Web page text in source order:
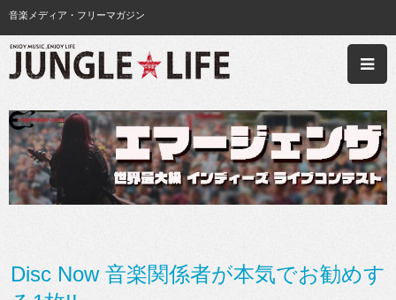
音楽メディア・フリーマガジン
Disc Now 音楽関係者が本気でお勧めす